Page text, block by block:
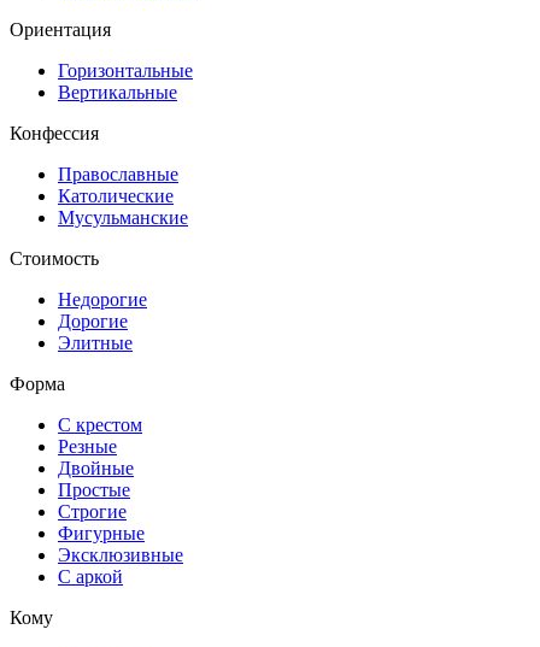
Ориентация
Горизонтальные
Вертикальные
Конфессия
Православные
Католические
Мусульманские
Стоимость
Недорогие
Дорогие
Элитные
Форма
С крестом
Резные
Двойные
Простые
Строгие
Фигурные
Эксклюзивные
С аркой
Кому